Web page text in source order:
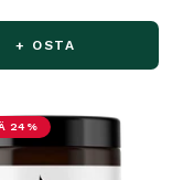
+ OSTA
24%